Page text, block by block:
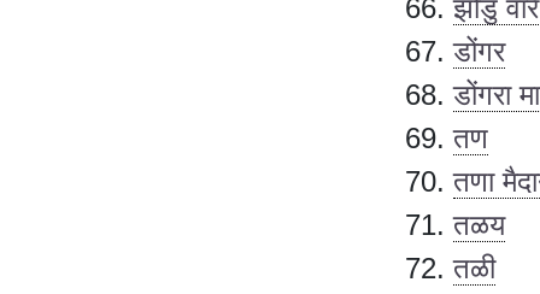
झोडु वारें
डोंगर
डोंगरा
तण
तणा
तळय
तळी